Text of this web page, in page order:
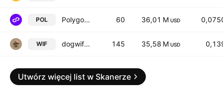
POL Polygon (prev. MATIC) 60 36,01 M USD
WIF dogwifhat 145 35,58 M USD
Utwórz więcej list w Skanerze